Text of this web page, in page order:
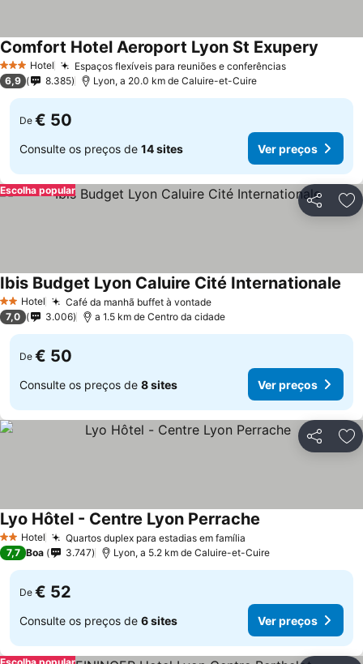
3 EstrelasHotel Espaços flexíveis para reuniões e conferências
Comfort Hotel Aeroport Lyon St Exupery
6,9 8.385 Lyon, a 20.0 km de Caluire-et-Cuire
De € 50
Consulte os preços de 14 sites Ver preços
Partilhar
Escolha popular
2 Estrelas
Hotel Café da manhã buffet à vontade
Ibis Budget Lyon Caluire Cité Internationale
7,0 3.006 a 1.5 km de Centro da cidade
De € 50
Consulte os preços de 8 sites Ver preços
Partilhar
2 Estrelas
Hotel Quartos duplex para estadias em família
Lyo Hôtel - Centre Lyon Perrache
7,7 Boa 3.747 Lyon, a 5.2 km de Caluire-et-Cuire
De € 52
Consulte os preços de 6 sites Ver preços